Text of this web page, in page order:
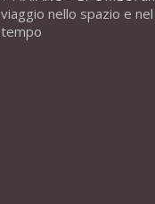
viaggio nello spazio e nel
tempo